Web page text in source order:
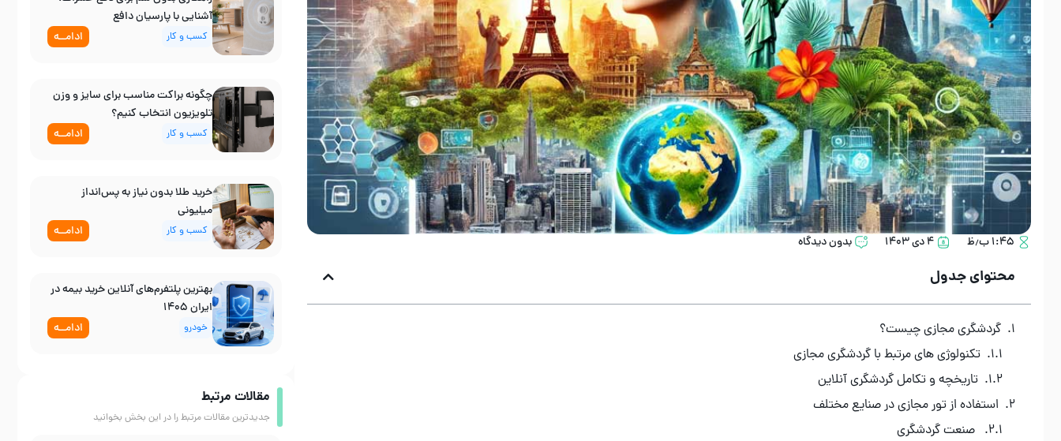
۱:۴۵ ب٫ظ ۴ دی ۱۴۰۳ بدون دیدگاه
محتوای جدول
گردشگری مجازی چیست؟
تکنولوژی‌ های مرتبط با گردشگری مجازی
تاریخچه و تکامل گردشگری آنلاین
استفاده از تور مجازی در صنایع مختلف
صنعت گردشگری
آشنایی با پارسیان دافع
کسب و کار ادامــه
چگونه براکت مناسب برای سایز و وزن
تلویزیون انتخاب کنیم؟
کسب و کار ادامــه
خرید طلا بدون نیاز به پس‌انداز
میلیونی
کسب و کار ادامــه
بهترین پلتفرم‌های آنلاین خرید بیمه در
ایران ۱۴۰۵
خودرو ادامــه
مقالات مرتبط
جدیدترین مقالات مرتبط را در این بخش بخوانید